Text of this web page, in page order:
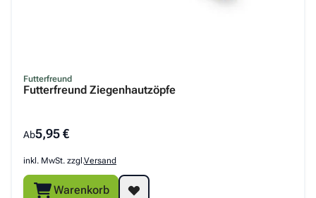
Futterfreund
Futterfreund Ziegenhautzöpfe
Ab5,95 €
inkl. MwSt. zzgl.Versand
Warenkorb